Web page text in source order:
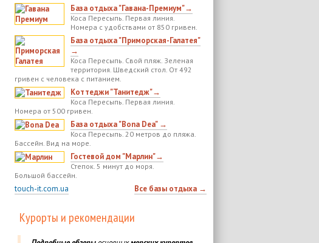
База отдыха "Гавана-Премиум"→
Коса Пересыпь. Первая линия.
Номера с удобствами от 850 гривен.
База отдыха "Приморская-Галатея"
→
Коса Пересыпь. Свой пляж. Зеленая
территория. Шведский стол. От 492
гривен с человека с питанием.
Коттеджи "Танитедж"→
Коса Пересыпь. Первая линия.
Номера от 500 гривен.
База отдыха "Bona Dea" →
Коса Пересыпь. 20 метров до пляжа.
Бассейн. Вид на море.
Гостевой дом "Марлин"→
Степок. 5 минут до моря.
Большой бассейн.
Все базы отдыха →
touch-it.com.ua
Курорты и рекомендации